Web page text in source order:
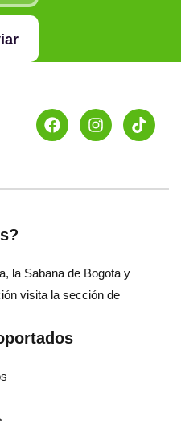
la Sabana de Bogota y
visita la sección de